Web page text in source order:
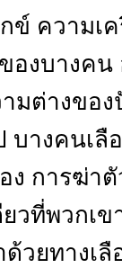
ข์ ความเ
องบางคน
มต่างขอ
บางคนเ
การฆ่า
วที่พวกเข
วยทางเ